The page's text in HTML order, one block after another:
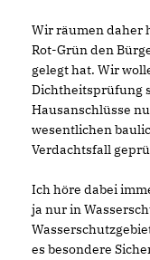
Wir räumen daher
Rot-Grün den
gelegt hat. Wir
Dichtheitsprüfung
Hausanschlüsse
wesentlichen
Verdachtsfall
Ich höre dabei
ja nur in
es besondere